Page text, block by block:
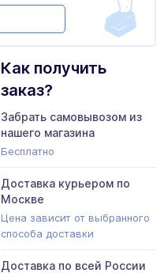
Как получить
заказ?
Забрать самовывозом из
нашего магазина
Бесплатно
Доставка курьером по
Москве
Цена зависит от выбранного
способа доставки
Доставка по всей России